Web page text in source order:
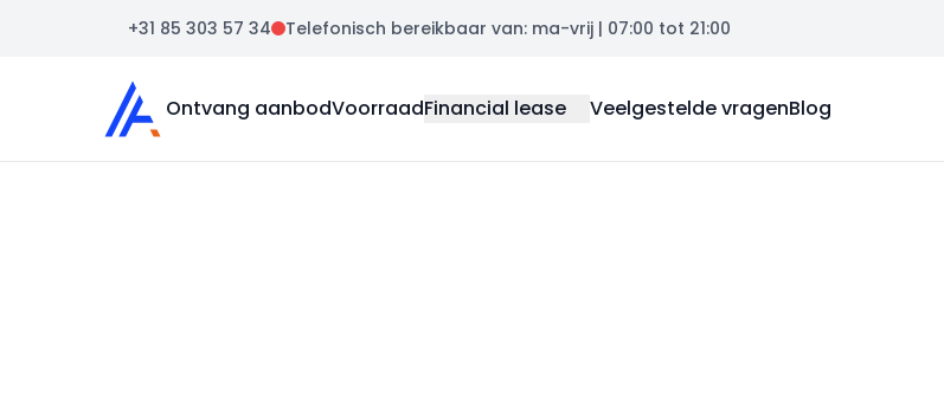
+31 85 303 57 34 Telefonisch bereikbaar van: ma-vrij | 07:00 tot 21:00
Auto Atlas
Ontvang aanbodVoorraadFinancial lease Veelgestelde vragenBlog